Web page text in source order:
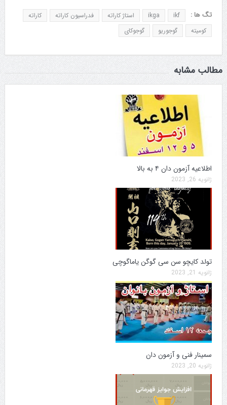
تگ ها : ikf
ikga استاژ کاراته فدراسیون کاراته
کاراته
کومیته
گوجوریو گوجوکای
مطالب مشابه
اطلاعیه آزمون دان ۴ به بالا
ژانویه 26, 2023
تولد کایچو سن سی گوگن یاماگوچی
ژانویه 21, 2023
سمینار فنی و آزمون دان
ژانویه 20, 2023